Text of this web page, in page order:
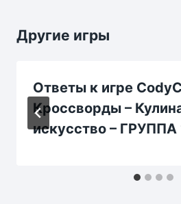
Другие игры
Ответы к игре
Кроссворды –
искусство – ГРУППА